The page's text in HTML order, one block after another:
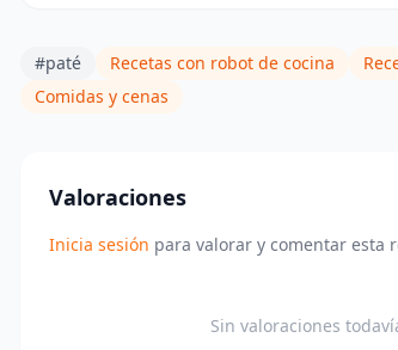
#paté Recetas con robot de cocina
Comidas y cenas
Valoraciones
Inicia sesión para valorar y comentar esta
Sin valoraciones